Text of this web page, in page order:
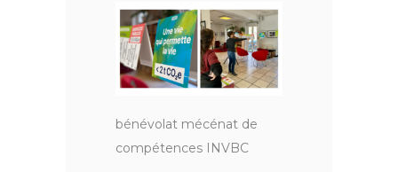
bénévolat mécénat de
compétences INVBC